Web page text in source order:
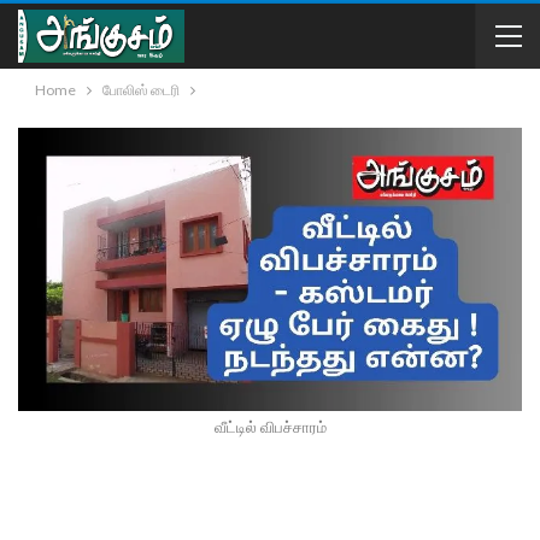
Home போலிஸ் டைரி
வீட்டில் விபச்சாரம்